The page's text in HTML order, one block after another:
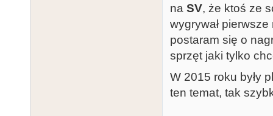
na SV, że ktoś ze
wygrywał pierwsze
postaram się o
sprzęt jaki tylko
W 2015 roku były
ten temat, tak